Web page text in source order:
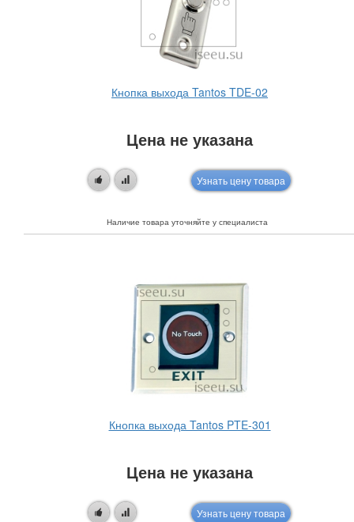
Кнопка выхода Tantos TDE-02
Цена не указана
Узнать цену товара
Наличие товара уточняйте у специалиста
Кнопка выхода Tantos PTE-301
Цена не указана
Узнать цену товара